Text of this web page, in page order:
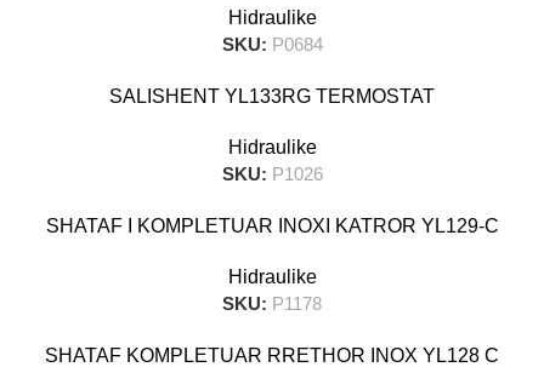
Hidraulike
SKU: P0684
SALISHENT YL133RG TERMOSTAT
Hidraulike
SKU: P1026
SHATAF I KOMPLETUAR INOXI KATROR YL129-C
Hidraulike
SKU: P1178
SHATAF KOMPLETUAR RRETHOR INOX YL128 C